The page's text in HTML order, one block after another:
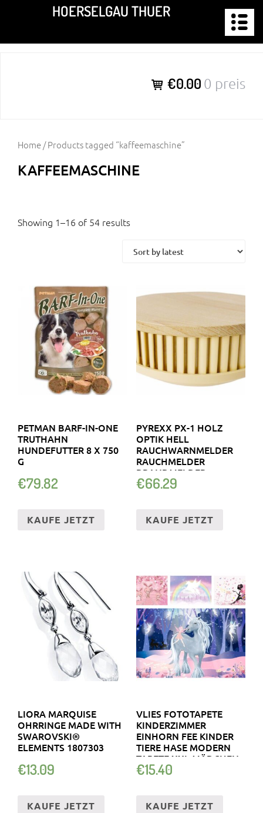
springen
HOERSELGAU THUER
€0.00 0 preis
Home/ Products tagged “kaffeemaschine”
KAFFEEMASCHINE
Showing 1–16 of 54 results
PETMAN BARF-IN-ONE
TRUTHAHN
HUNDEFUTTER 8 X 750
G
€79.82
KAUFE JETZT
PYREXX PX-1 HOLZ
OPTIK HELL
RAUCHWARNMELDER
RAUCHMELDER
BRANDMELDER
€66.29
KAUFE JETZT
LIORA MARQUISE
OHRRINGE MADE WITH
SWAROVSKI®
ELEMENTS 1807303
€13.09
KAUFE JETZT
VLIES FOTOTAPETE
KINDERZIMMER
EINHORN FEE KINDER
TIERE HASE MODERN
TAPETE XXL MÄDCHEN
€15.40
KAUFE JETZT